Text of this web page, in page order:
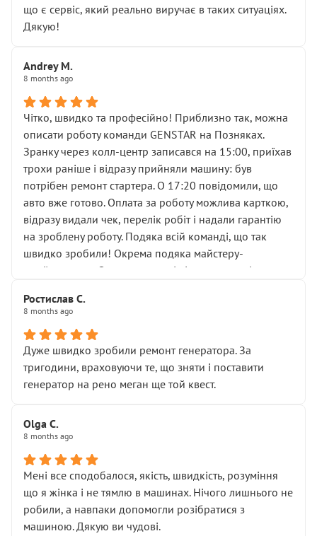
мені заявили, що бачок гальмівної рідини потрібно
міняти разом із головним гальмівним циліндром у
Для людини, яка хоча б трохи розуміється на техніці,
це звучить як мінімум непрофесійно, а як максимум —
спроба продати дорогий вузол замість елементарних
ущільнювачів.
Що прикро — це не перший мій візит. Раніше міняв у
вас стартер, і тоді сервіс наче справив хороше
враження. Але згодом знайшов декілька гайок під
лобовим склом. Мені пояснили, що це “старі гайки, які
відкручували”, і попросили не хвилюватися. ( надіюсь
новий власник, не застяг в полі))
Але після нинішнього візиту такі дрібниці вже не
здаються дрібницями.
Я — клієнт, який працює на довірі, і саме її цей сервіс
Хотілося б більше:
• належної уваги до авто
• прозорості в роботах і рахунках
• реальної діагностики, а не формального
“подивились і поїхав”
На жаль, складається враження, що сервіс працює не
Стосовно комунікації - все добре
що є сервіс, який реально виручає в таких ситуаціях.
Дякую!
Andrey M.
8 months ago
Чітко, швидко та професійно! Приблизно так, можна
описати роботу команди GENSTAR на Позняках.
Зранку через колл-центр записався на 15:00, приїхав
трохи раніше і відразу прийняли машину: був
потрібен ремонт стартера. О 17:20 повідомили, що
авто вже готово. Оплата за роботу можлива карткою,
відразу видали чек, перелік робіт і надали гарантію
на зроблену роботу. Подяка всій команді, що так
швидко зробили! Окрема подяка майстеру-
приймальнику Олександру: всі чітко та по суті.
звертатися до цього автосервісу.
Ростислав С.
8 months ago
Дуже швидко зробили ремонт генератора. За
тригодини, враховуючи те, що зняти і поставити
генератор на рено меган ще той квест.
Olga С.
8 months ago
Мені все сподобалося, якість, швидкість, розуміння
що я жінка і не тямлю в машинах. Нічого лишнього не
робили, а навпаки допомогли розібратися з
машиною. Дякую ви чудові.